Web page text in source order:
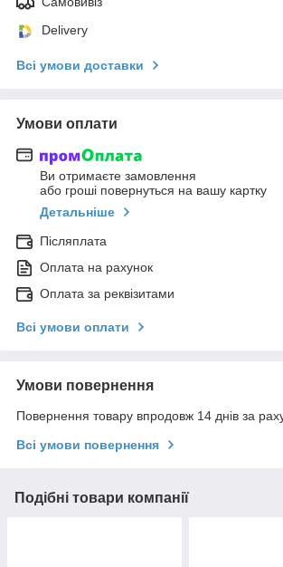
Delivery
Всі умови доставки
Умови оплати
Ви отримаєте замовлення
або гроші повернуться на вашу картку
Детальніше
Післяплата
Оплата на рахунок
Оплата за реквізитами
Всі умови оплати
Умови повернення
Повернення товару впродовж 14 днів за
Всі умови повернення
Подібні товари компанії